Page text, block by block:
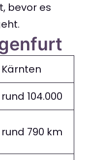
bevor es
Kärnten
rund 104.000
rund 790 km